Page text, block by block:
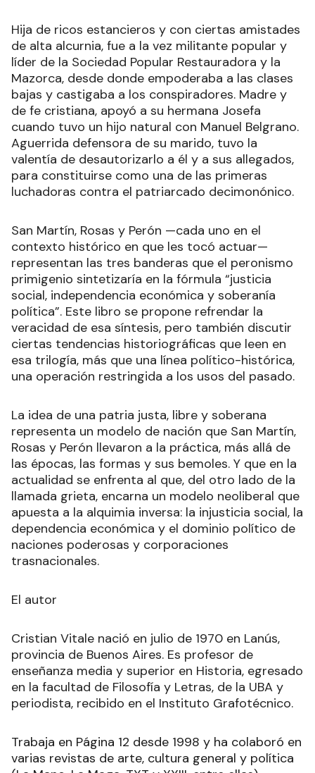
Hija de ricos estancieros y con ciertas amistades
de alta alcurnia, fue a la vez militante popular y
líder de la Sociedad Popular Restauradora y la
Mazorca, desde donde empoderaba a las clases
bajas y castigaba a los conspiradores. Madre y
de fe cristiana, apoyó a su hermana Josefa
cuando tuvo un hijo natural con Manuel Belgrano.
Aguerrida defensora de su marido, tuvo la
valentía de desautorizarlo a él y a sus allegados,
para constituirse como una de las primeras
luchadoras contra el patriarcado decimonónico.
San Martín, Rosas y Perón —cada uno en el
contexto histórico en que les tocó actuar—
representan las tres banderas que el peronismo
primigenio sintetizaría en la fórmula “justicia
social, independencia económica y soberanía
política”. Este libro se propone refrendar la
veracidad de esa síntesis, pero también discutir
ciertas tendencias historiográficas que leen en
esa trilogía, más que una línea político-histórica,
una operación restringida a los usos del pasado.
La idea de una patria justa, libre y soberana
representa un modelo de nación que San Martín,
Rosas y Perón llevaron a la práctica, más allá de
las épocas, las formas y sus bemoles. Y que en la
actualidad se enfrenta al que, del otro lado de la
llamada grieta, encarna un modelo neoliberal que
apuesta a la alquimia inversa: la injusticia social, la
dependencia económica y el dominio político de
naciones poderosas y corporaciones
trasnacionales.
El autor
Cristian Vitale nació en julio de 1970 en Lanús,
provincia de Buenos Aires. Es profesor de
enseñanza media y superior en Historia, egresado
en la facultad de Filosofía y Letras, de la UBA y
periodista, recibido en el Instituto Grafotécnico.
Trabaja en Página 12 desde 1998 y ha colaboró en
varias revistas de arte, cultura general y política